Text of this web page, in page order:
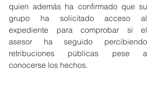
quien además ha confirmado que su
grupo ha solicitado acceso al
expediente para comprobar si el
asesor ha seguido percibiendo
retribuciones públicas pese a
conocerse los hechos.